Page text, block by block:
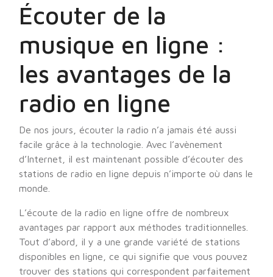
Écouter de la
musique en ligne :
les avantages de la
radio en ligne
De nos jours, écouter la radio n’a jamais été aussi
facile grâce à la technologie. Avec l’avènement
d’Internet, il est maintenant possible d’écouter des
stations de radio en ligne depuis n’importe où dans le
monde.
L’écoute de la radio en ligne offre de nombreux
avantages par rapport aux méthodes traditionnelles.
Tout d’abord, il y a une grande variété de stations
disponibles en ligne, ce qui signifie que vous pouvez
trouver des stations qui correspondent parfaitement